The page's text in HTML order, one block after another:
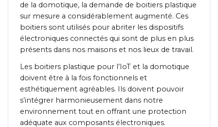
de la domotique, la demande de boitiers plastique
sur mesure a considérablement augmenté. Ces
boitiers sont utilisés pour abriter les dispositifs
électroniques connectés qui sont de plus en plus
présents dans nos maisons et nos lieux de travail.
Les boitiers plastique pour l’IoT et la domotique
doivent être à la fois fonctionnels et
esthétiquement agréables. Ils doivent pouvoir
s’intégrer harmonieusement dans notre
environnement tout en offrant une protection
adéquate aux composants électroniques.